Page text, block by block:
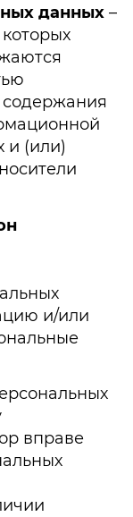
данных –
содержания
и (или)
и/или
вправе